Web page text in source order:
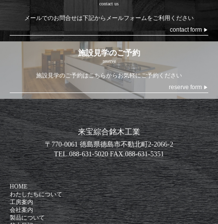
contact us
メールでのお問合せは下記からメールフォームをご利用ください
contact form ▶
施設見学のご予約
reserve
施設見学のご予約はこちらからお気軽にご予約ください
reserve form ▶
来宝綜合銘木工業
〒770-0061 徳島県徳島市不動北町2-2066-2
TEL.088-631-5020FAX.088-631-5351
HOME
わたしたちについて
工房案内
会社案内
製品について